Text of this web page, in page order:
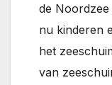
de
nu kinderen
het
van